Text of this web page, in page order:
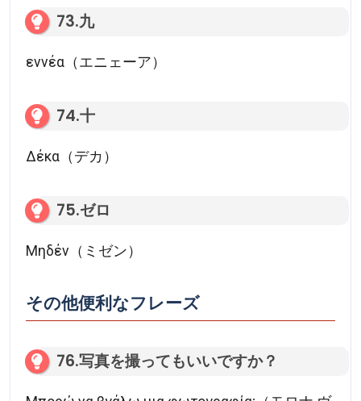
73.九
εννέα（エニェーア）
74.十
Δέκα（デカ）
75.ゼロ
Μηδέν（ミゼン）
その他便利なフレーズ
76.写真を撮ってもいいですか？